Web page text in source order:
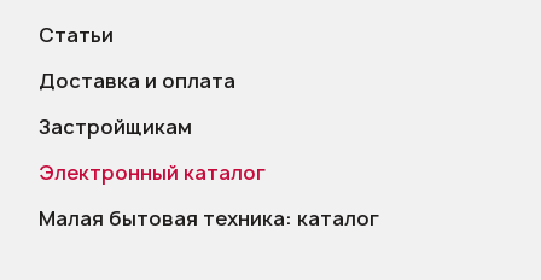
Статьи
Доставка и оплата
Застройщикам
Электронный каталог
Малая бытовая техника: каталог